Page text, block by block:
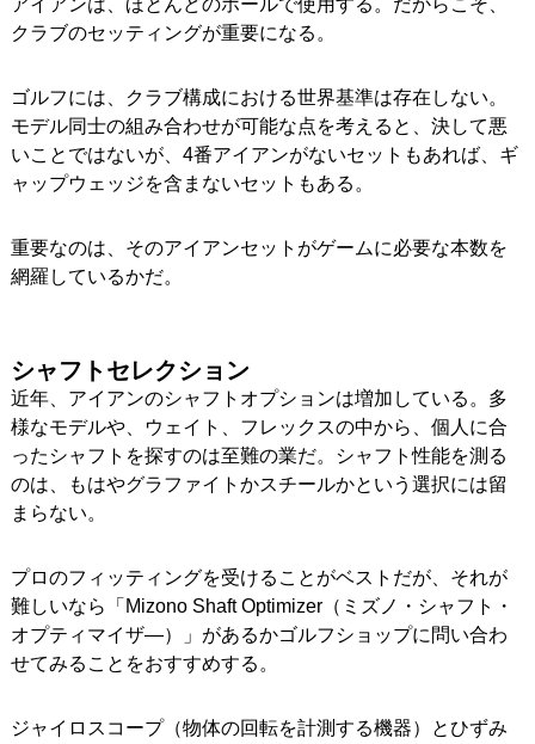
クラブのセッティングが重要になる。
ゴルフには、クラブ構成における世界基準は存在しない。
モデル同士の組み合わせが可能な点を考えると、決して悪
いことではないが、4番アイアンがないセットもあれば、ギ
ャップウェッジを含まないセットもある。
重要なのは、そのアイアンセットがゲームに必要な本数を
網羅しているかだ。
シャフトセレクション
近年、アイアンのシャフトオプションは増加している。多
様なモデルや、ウェイト、フレックスの中から、個人に合
ったシャフトを探すのは至難の業だ。シャフト性能を測る
のは、もはやグラファイトかスチールかという選択には留
まらない。
プロのフィッティングを受けることがベストだが、それが
難しいなら「Mizono Shaft Optimizer（ミズノ・シャフト・
オプティマイザ―）」があるかゴルフショップに問い合わ
せてみることをおすすめする。
ジャイロスコープ（物体の回転を計測する機器）とひずみ